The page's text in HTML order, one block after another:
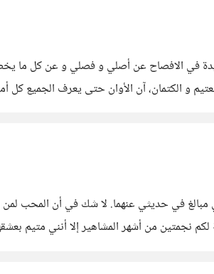
في الافصاح عن أصلي و فصلي و عن كل ما
الكتمان، آن الأوان حتى يعرف الجميع كل
مبالغ في حديثي عنهما. لا شك في أن المحب